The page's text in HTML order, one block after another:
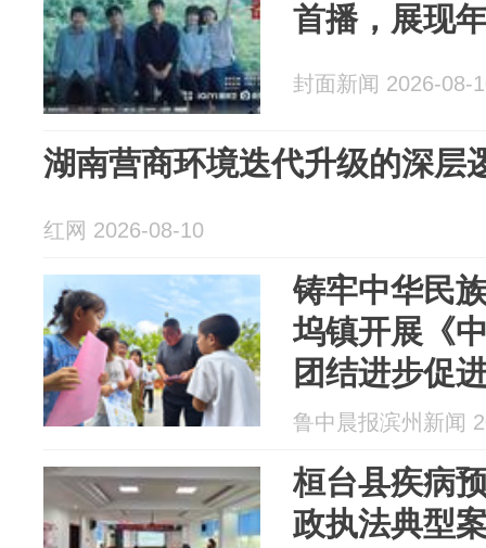
首播，展现
封面新闻 2026-08-
湖南营商环境迭代升级的深层
红网 2026-08-10
铸牢中华民
坞镇开展《
团结进步促
传活动
鲁中晨报滨州新闻
桓台县疾病
政执法典型